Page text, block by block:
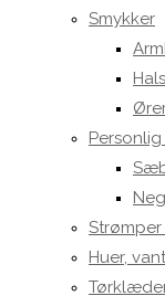
Smykker
Huer,